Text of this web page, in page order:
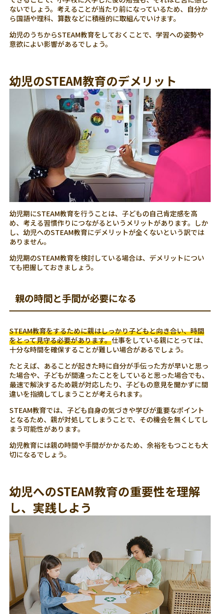
ないでしょう。考えることが当たり前になっているため、自分か
ら国語や理科、算数などに積極的に取組んでいけます。
幼児のうちからSTEAM教育をしておくことで、学習への姿勢や
意欲によい影響があるでしょう。
幼児のSTEAM教育のデメリット
幼児期にSTEAM教育を行うことは、子どもの自己肯定感を高
め、考える習慣作りにつながるというメリットがあります。しか
し、幼児へのSTEAM教育にデメリットが全くないという訳では
ありません。
幼児期のSTEAM教育を検討している場合は、デメリットについ
ても把握しておきましょう。
親の時間と手間が必要になる
STEAM教育をするために親はしっかり子どもと向き合い、時間
をとって見守る必要があります。仕事をしている親にとっては、
十分な時間を確保することが難しい場合があるでしょう。
たとえば、あることが起きた時に自分が手伝った方が早いと思っ
た場合や、子どもが間違ったことをしていると思った場合でも、
最速で解決するため親が対応したり、子どもの意見を聞かずに間
違いを指摘してしまうことが考えられます。
STEAM教育では、子ども自身の気づきや学びが重要なポイント
となるため、親が対処してしまうことで、その機会を無くしてし
まう可能性があります。
幼児教育には親の時間や手間がかかるため、余裕をもつことも大
切になるでしょう。
幼児へのSTEAM教育の重要性を理解
し、実践しよう